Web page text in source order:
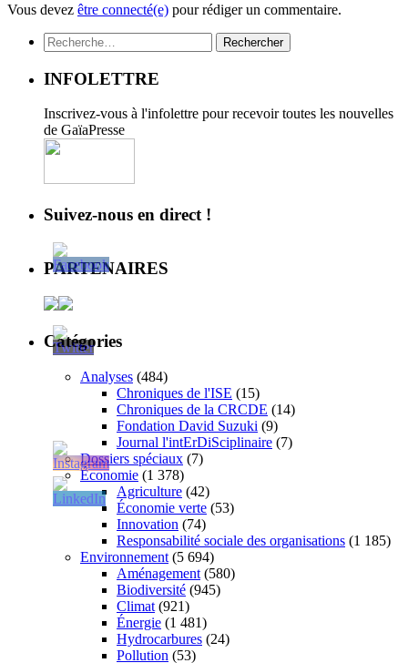
Vous devez être connecté(e) pour rédiger un commentaire.
Rechercher :
INFOLETTRE
Inscrivez-vous à l'infolettre pour recevoir toutes les nouvelles
de GaïaPresse
Suivez-nous en direct !
PARTENAIRES
Catégories
Analyses (484)
Chroniques de l'ISE (15)
Chroniques de la CRCDE (14)
Fondation David Suzuki (9)
Journal l'intErDiSciplinaire (7)
Dossiers spéciaux (7)
Économie (1 378)
Agriculture (42)
Économie verte (53)
Innovation (74)
Responsabilité sociale des organisations (1 185)
Environnement (5 694)
Aménagement (580)
Biodiversité (945)
Climat (921)
Énergie (1 481)
Hydrocarbures (24)
Pollution (53)